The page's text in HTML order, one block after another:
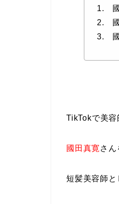
1. 國
2. 國
3. 國
TikTokで美容
國田真寛 さん
短髪美容師と